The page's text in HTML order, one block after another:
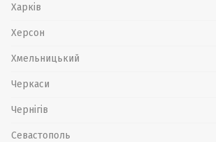
Харків
Херсон
Хмельницький
Черкаси
Чернігів
Севастополь